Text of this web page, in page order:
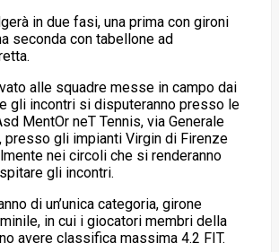
in due fasi, una prima con gironi
seconda con tabellone ad
alle squadre messe in campo dai
gli incontri si disputeranno presso le
MentOr neT Tennis, via Generale
presso gli impianti Virgin di Firenze
nei circoli che si renderanno
gli incontri.
di un’unica categoria, girone
in cui i giocatori membri della
avere classifica massima 4.2 FIT.